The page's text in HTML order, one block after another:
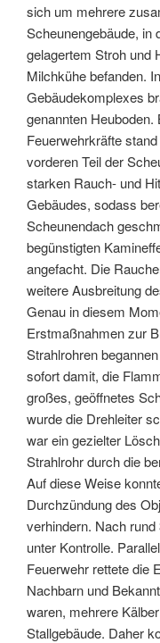
sich um mehrere
Scheunengebäude, in
gelagertem Stroh und
Milchkühe befanden.
Gebäudekomplexes
genannten
Feuerwehrkräfte
vorderen Teil der
starken Rauch- und
Gebäudes, sodass
Scheunendach
begünstigten
angefacht. Die
weitere Ausbreitung
Genau in diesem
Erstmaßnahmen zur
Strahlrohren
sofort damit, die
großes, geöffnetes
wurde die Drehleiter
war ein gezielter
Strahlrohr durch die
Auf diese Weise
Durchzündung des
verhindern. Nach
unter Kontrolle.
Feuerwehr rettete die
Nachbarn und
waren, mehrere
Stallgebäude. Daher